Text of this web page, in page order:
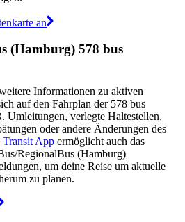
an
(Hamburg) 578 bus
Informationen zu aktiven
auf den Fahrplan der 578 bus
Umleitungen, verlegte Haltestellen,
oder andere Änderungen des
Transit App ermöglicht auch das
RegionalBus (Hamburg)
um deine Reise um aktuelle
zu planen.